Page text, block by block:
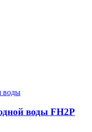
воды
воды FH2P